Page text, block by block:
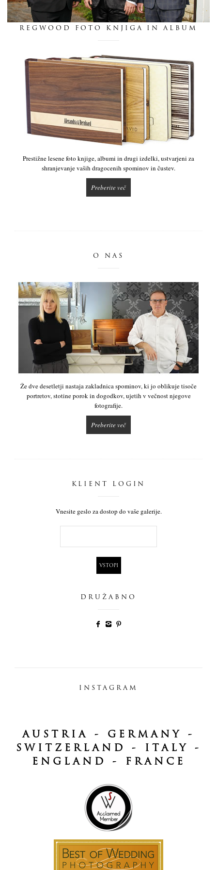
dnevnik
REGWOOD FOTO KNJIGA IN ALBUM
Prestižne lesene foto knjige, albumi in drugi izdelki, ustvarjeni za
shranjevanje vaših dragocenih spominov in čustev.
Preberite več
O NAS
Že dve desetletji nastaja zakladnica spominov, ki jo oblikuje tisoče
portretov, stotine porok in dogodkov, ujetih v večnost njegove
fotografije.
Preberite več
KLIENT LOGIN
Vnesite geslo za dostop do vaše galerije.
DRUŽABNO
INSTAGRAM
AUSTRIA - GERMANY -
SWITZERLAND - ITALY -
ENGLAND - FRANCE